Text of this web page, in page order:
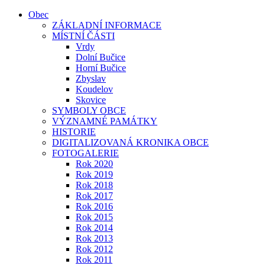
Obec
ZÁKLADNÍ INFORMACE
MÍSTNÍ ČÁSTI
Vrdy
Dolní Bučice
Horní Bučice
Zbyslav
Koudelov
Skovice
SYMBOLY OBCE
VÝZNAMNÉ PAMÁTKY
HISTORIE
DIGITALIZOVANÁ KRONIKA OBCE
FOTOGALERIE
Rok 2020
Rok 2019
Rok 2018
Rok 2017
Rok 2016
Rok 2015
Rok 2014
Rok 2013
Rok 2012
Rok 2011